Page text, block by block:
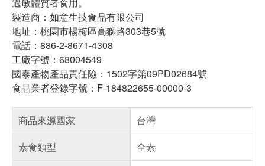
過敏體質者食用。
製造商：如意生技食品有限公司
地址：桃園市楊梅區高獅路303巷5號
電話：886-2-8671-4308
工廠字號：68004549
國泰產物產品責任險：1502字第09PD02684號
食品業者登錄字號：F-184822655-00000-3
商品來源國家
台灣
素食類型
全素